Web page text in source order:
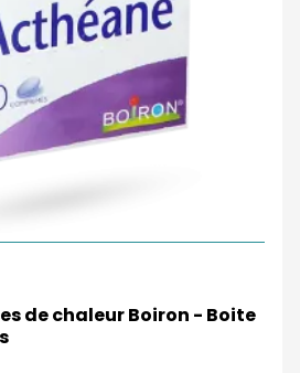
de chaleur Boiron - Boite